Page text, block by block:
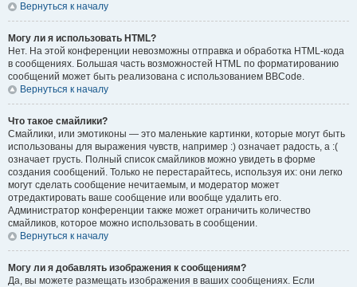
Вернуться к началу
Могу ли я использовать HTML?
Нет. На этой конференции невозможны отправка и обработка HTML-кода
в сообщениях. Большая часть возможностей HTML по форматированию
сообщений может быть реализована с использованием BBCode.
Вернуться к началу
Что такое смайлики?
Смайлики, или эмотиконы — это маленькие картинки, которые могут быть
использованы для выражения чувств, например :) означает радость, а :(
означает грусть. Полный список смайликов можно увидеть в форме
создания сообщений. Только не перестарайтесь, используя их: они легко
могут сделать сообщение нечитаемым, и модератор может
отредактировать ваше сообщение или вообще удалить его.
Администратор конференции также может ограничить количество
смайликов, которое можно использовать в сообщении.
Вернуться к началу
Могу ли я добавлять изображения к сообщениям?
Да, вы можете размещать изображения в ваших сообщениях. Если